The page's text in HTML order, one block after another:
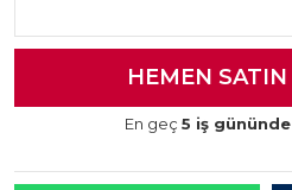
En geç 5 iş gününde